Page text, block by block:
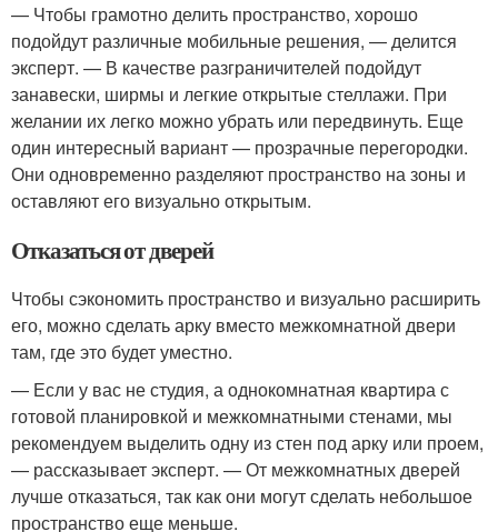
— Чтобы грамотно делить пространство, хорошо
подойдут различные мобильные решения, — делится
эксперт. — В качестве разграничителей подойдут
занавески, ширмы и легкие открытые стеллажи. При
желании их легко можно убрать или передвинуть. Еще
один интересный вариант — прозрачные перегородки.
Они одновременно разделяют пространство на зоны и
оставляют его визуально открытым.
Отказаться от дверей
Чтобы сэкономить пространство и визуально расширить
его, можно сделать арку вместо межкомнатной двери
там, где это будет уместно.
— Если у вас не студия, а однокомнатная квартира с
готовой планировкой и межкомнатными стенами, мы
рекомендуем выделить одну из стен под арку или проем,
— рассказывает эксперт. — От межкомнатных дверей
лучше отказаться, так как они могут сделать небольшое
пространство еще меньше.